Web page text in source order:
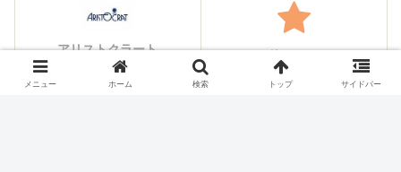
アリストクラート
メニュー ホーム 検索 トップ サイドバー